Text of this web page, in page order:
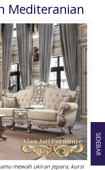
Mediteranian
mewah ukiran jepara, kursi
SIDEBAR